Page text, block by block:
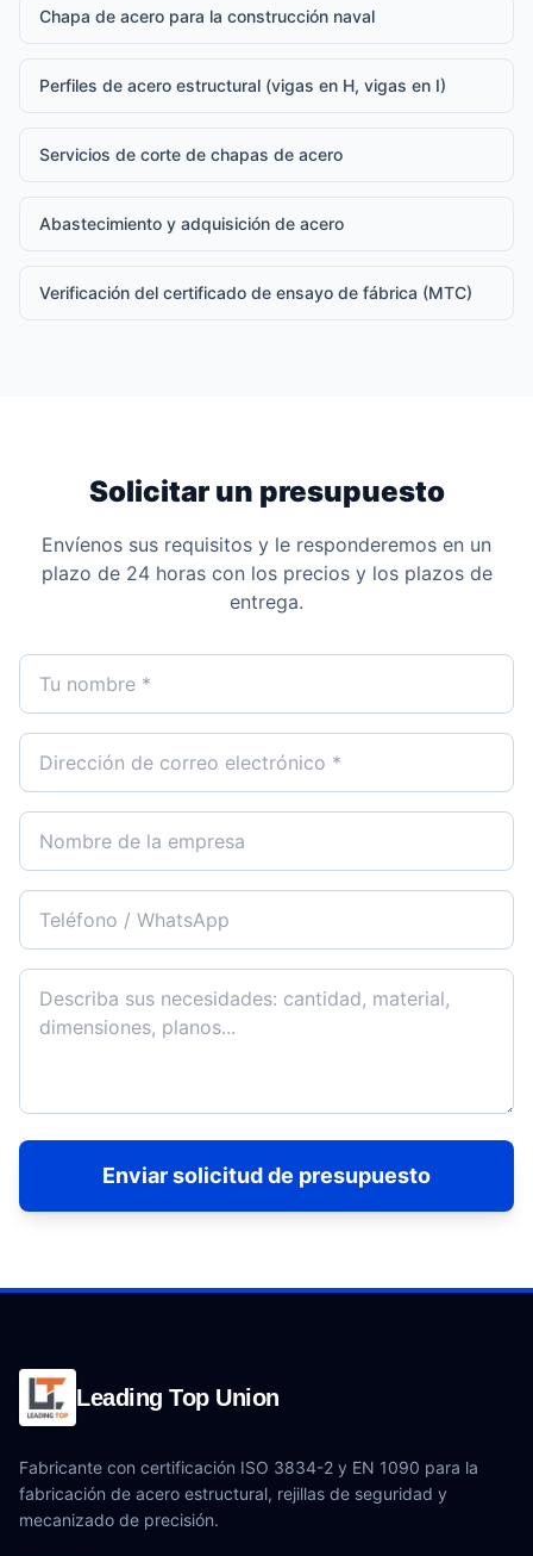
Chapa de acero para la construcción naval
Perfiles de acero estructural (vigas en H, vigas en I)
Servicios de corte de chapas de acero
Abastecimiento y adquisición de acero
Verificación del certificado de ensayo de fábrica (MTC)
Solicitar un presupuesto
Envíenos sus requisitos y le responderemos en un
plazo de 24 horas con los precios y los plazos de
entrega.
Enviar solicitud de presupuesto
Leading Top Union
Fabricante con certificación ISO 3834-2 y EN 1090 para la
fabricación de acero estructural, rejillas de seguridad y
mecanizado de precisión.